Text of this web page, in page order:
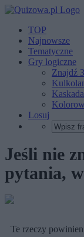
TOP
Najnowsze
Tematyczne
Gry logiczne
Znajdź 3
Kaskada
Losuj
Jeśli nie
pytania,
Te rzeczy